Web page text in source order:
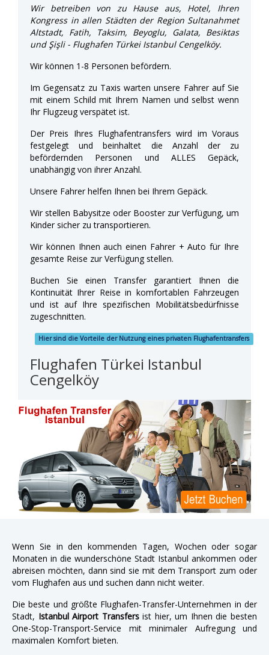
Wir betreiben von zu Hause aus, Hotel, Ihren
Kongress in allen Städten der Region Sultanahmet
Altstadt, Fatih, Taksim, Beyoglu, Galata, Besiktas
und Şişli - Flughafen Türkei Istanbul Cengelköy.
Wir können 1-8 Personen befördern.
Im Gegensatz zu Taxis warten unsere Fahrer auf Sie
mit einem Schild mit Ihrem Namen und selbst wenn
Ihr Flugzeug verspätet ist.
Der Preis Ihres Flughafentransfers wird im Voraus
festgelegt und beinhaltet die Anzahl der zu
befördernden Personen und ALLES Gepäck,
unabhängig von ihrer Anzahl.
Unsere Fahrer helfen Ihnen bei Ihrem Gepäck.
Wir stellen Babysitze oder Booster zur Verfügung, um
Kinder sicher zu transportieren.
Wir können Ihnen auch einen Fahrer + Auto für Ihre
gesamte Reise zur Verfügung stellen.
Buchen Sie einen Transfer garantiert Ihnen die
Kontinuität Ihrer Reise in komfortablen Fahrzeugen
und ist auf Ihre spezifischen Mobilitätsbedürfnisse
zugeschnitten.
Hier sind die Vorteile der Nutzung eines privaten Flughafentransfers
Flughafen Türkei Istanbul
Cengelköy
Wenn Sie in den kommenden Tagen, Wochen oder sogar
Monaten in die wunderschöne Stadt Istanbul ankommen oder
abreisen möchten, dann sind sie mit dem Transport zum oder
vom Flughafen aus und suchen dann nicht weiter.
Die beste und größte Flughafen-Transfer-Unternehmen in der
Stadt, Istanbul Airport Transfersist hier, um Ihnen die besten
One-Stop-Transport-Service mit minimaler Aufregung und
maximalen Komfort bieten.